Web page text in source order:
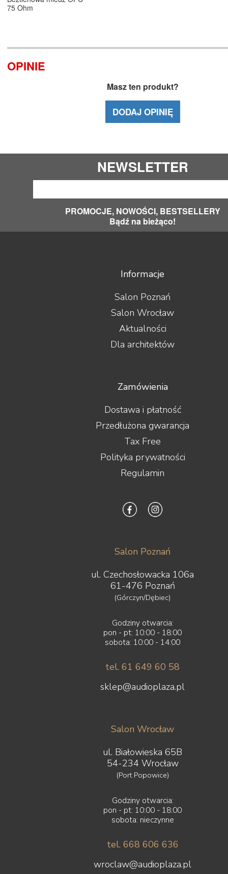
75 Ohm
OPINIE
Masz ten produkt?
DODAJ OPINIĘ
NEWSLETTER
PROMOCJE, NOWOŚCI, BESTSELLERY
Bądź na bieżąco!
Informacje
Salon Poznań
Salon Wrocław
Aktualności
Dla architektów
Zamówienia
Dostawa i płatność
Przedłużona gwarancja
Tax Free
Polityka prywatności
Regulamin
Salon Poznań
ul. Czechosłowacka 106a
61-476 Poznań
(Górczyn/Dębiec)
Godziny otwarcia:
pon - pt: 10:00 - 18:00
sobota: 10:00 - 14:00
tel. 61 649 60 58
sklep@audioplaza.pl
Salon Wrocław
ul. Białowieska 65B
54-234 Wrocław
(Port Popowice)
Godziny otwarcia:
pon - pt: 10:00 - 18:00
sobota: nieczynne
tel. 668 606 636
wroclaw@audioplaza.pl